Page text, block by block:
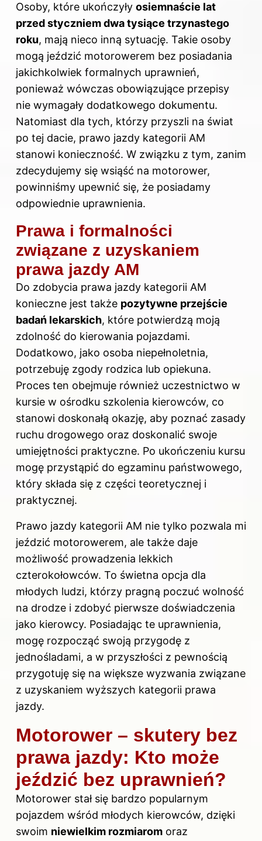
Osoby, które ukończyły osiemnaście lat
przed styczniem dwa tysiące trzynastego
roku, mają nieco inną sytuację. Takie osoby
mogą jeździć motorowerem bez posiadania
jakichkolwiek formalnych uprawnień,
ponieważ wówczas obowiązujące przepisy
nie wymagały dodatkowego dokumentu.
Natomiast dla tych, którzy przyszli na świat
po tej dacie, prawo jazdy kategorii AM
stanowi konieczność. W związku z tym, zanim
zdecydujemy się wsiąść na motorower,
powinniśmy upewnić się, że posiadamy
odpowiednie uprawnienia.
Prawa i formalności
związane z uzyskaniem
prawa jazdy AM
Do zdobycia prawa jazdy kategorii AM
konieczne jest także pozytywne przejście
badań lekarskich, które potwierdzą moją
zdolność do kierowania pojazdami.
Dodatkowo, jako osoba niepełnoletnia,
potrzebuję zgody rodzica lub opiekuna.
Proces ten obejmuje również uczestnictwo w
kursie w ośrodku szkolenia kierowców, co
stanowi doskonałą okazję, aby poznać zasady
ruchu drogowego oraz doskonalić swoje
umiejętności praktyczne. Po ukończeniu kursu
mogę przystąpić do egzaminu państwowego,
który składa się z części teoretycznej i
praktycznej.
Prawo jazdy kategorii AM nie tylko pozwala mi
jeździć motorowerem, ale także daje
możliwość prowadzenia lekkich
czterokołowców. To świetna opcja dla
młodych ludzi, którzy pragną poczuć wolność
na drodze i zdobyć pierwsze doświadczenia
jako kierowcy. Posiadając te uprawnienia,
mogę rozpocząć swoją przygodę z
jednośladami, a w przyszłości z pewnością
przygotuję się na większe wyzwania związane
z uzyskaniem wyższych kategorii prawa
jazdy.
Motorower – skutery bez
prawa jazdy: Kto może
jeździć bez uprawnień?
Motorower stał się bardzo popularnym
pojazdem wśród młodych kierowców, dzięki
swoim niewielkim rozmiarom oraz